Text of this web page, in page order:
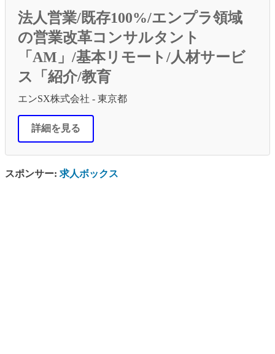
法人営業/既存100%/エンプラ領域
の営業改革コンサルタント
「AM」/基本リモート/人材サービ
ス「紹介/教育
エンSX株式会社 - 東京都
詳細を見る
スポンサー: 求人ボックス